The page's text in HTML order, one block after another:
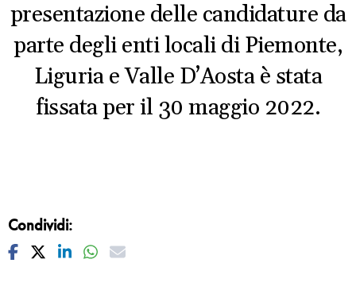
presentazione delle candidature da
parte degli enti locali di Piemonte,
Liguria e Valle D’Aosta è stata
fissata per il 30 maggio 2022.
Condividi:
Facebook
TwitterLinkedinWhatsapp
Mail